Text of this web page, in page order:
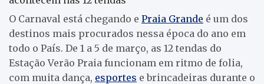
O Carnaval está chegando e Praia Grande é um dos
destinos mais procurados nessa época do ano em
todo o País. De 1 a 5 de março, as 12 tendas do
Estação Verão Praia funcionam em ritmo de folia,
com muita dança, esportes e brincadeiras durante o